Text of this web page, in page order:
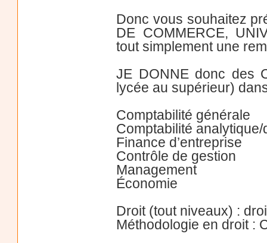
Donc vous souhaitez
DE COMMERCE,
tout simplement une
JE DONNE donc des
lycée au supérieur)
Comptabilité générale
Comptabilité
Finance d’entreprise
Contrôle de gestion
Management
Économie
Droit (tout niveaux) :
Méthodologie en droit :